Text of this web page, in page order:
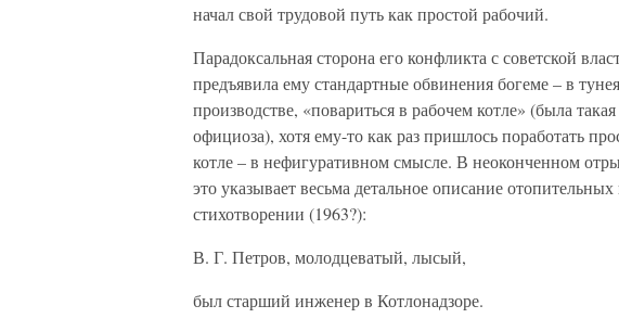
начал свой трудовой путь как простой рабочий.
Парадоксальная сторона его конфликта с советской
предъявила ему стандартные обвинения богеме – в
производстве, «повариться в рабочем котле» (была
официоза), хотя ему-то как раз пришлось поработать
котле – в нефигуративном смысле. В неоконченном
это указывает весьма детальное описание
стихотворении (1963?):
В. Г. Петров, молодцеватый, лысый,
был старший инженер в Котлонадзоре.